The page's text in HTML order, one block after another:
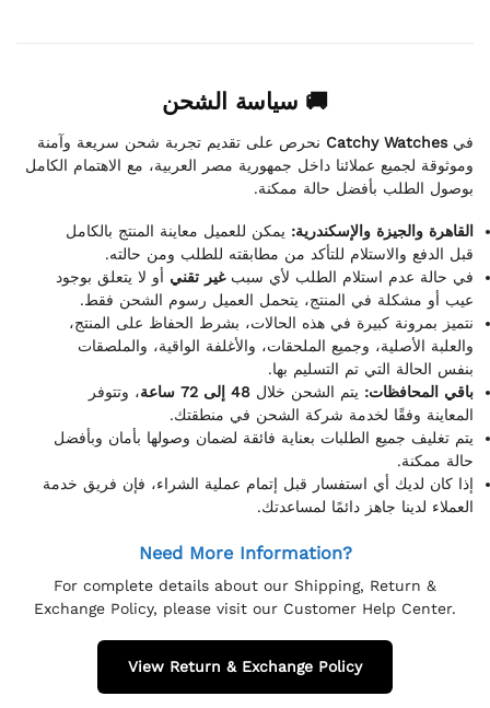
🚚 سياسة الشحن
فيCatchy Watches نحرص على تقديم تجربة شحن سريعة وآمنة
وموثوقة لجميع عملائنا داخل جمهورية مصر العربية، مع الاهتمام الكامل
بوصول الطلب بأفضل حالة ممكنة.
القاهرة والجيزة والإسكندرية: يمكن للعميل معاينة المنتج بالكامل
قبل الدفع والاستلام للتأكد من مطابقته للطلب ومن حالته.
في حالة عدم استلام الطلب لأي سببغير تقني أو لا يتعلق بوجود
عيب أو مشكلة في المنتج، يتحمل العميل رسوم الشحن فقط.
نتميز بمرونة كبيرة في هذه الحالات، بشرط الحفاظ على المنتج،
والعلبة الأصلية، وجميع الملحقات، والأغلفة الواقية، والملصقات
بنفس الحالة التي تم التسليم بها.
باقي المحافظات: يتم الشحن خلال 48 إلى 72 ساعة
، وتتوفر
المعاينة وفقًا لخدمة شركة الشحن في منطقتك.
يتم تغليف جميع الطلبات بعناية فائقة لضمان وصولها بأمان وبأفضل
حالة ممكنة.
إذا كان لديك أي استفسار قبل إتمام عملية الشراء، فإن فريق خدمة
العملاء لدينا جاهز دائمًا لمساعدتك.
Need More Information?
For complete details about our Shipping, Return &
Exchange Policy, please visit our Customer Help Center.
View Return & Exchange Policy